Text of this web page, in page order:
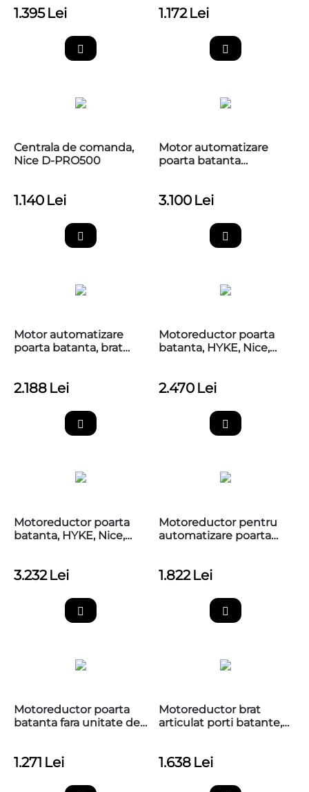
1.395 Lei 1.172 Lei
Centrala de comanda,
Nice D-PRO500
1.140 Lei
​Motor automatizare
poarta batanta
HK7024HS
3.100 Lei
​Motor automatizare
poarta batanta, brat
2.188 Lei
Motoreductor poarta
batanta, HYKE, Nice,
2.470 Lei
Motoreductor poarta
batanta, HYKE, Nice,
3.232 Lei
Motoreductor pentru
automatizare poarta
1.822 Lei
Motoreductor poarta
batanta fara unitate de
1.271 Lei
Motoreductor brat
articulat porti batante,
1.638 Lei